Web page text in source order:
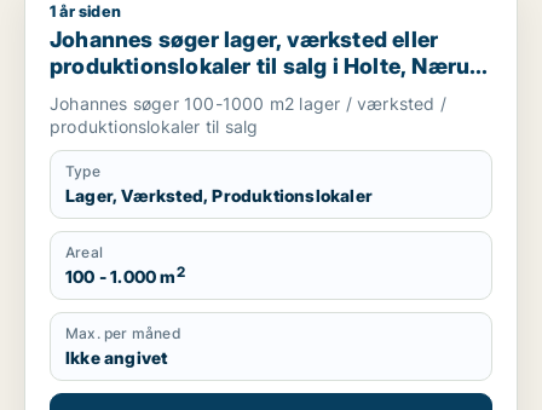
Johannes søger lager, værksted eller produktionslokaler til
1 år siden
Johannes søger lager, værksted eller
produktionslokaler til salg i Holte, Nærum
eller Skodsborg m.fl.
Johannes søger 100-1000 m2 lager / værksted /
produktionslokaler til salg
Type
Lager, Værksted, Produktionslokaler
Areal
100 - 1.000 m2
Max. per måned
Ikke angivet